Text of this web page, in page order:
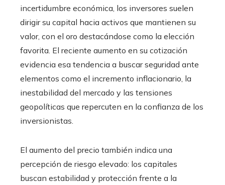
incertidumbre económica, los inversores suelen
dirigir su capital hacia activos que mantienen su
valor, con el oro destacándose como la elección
favorita. El reciente aumento en su cotización
evidencia esa tendencia a buscar seguridad ante
elementos como el incremento inflacionario, la
inestabilidad del mercado y las tensiones
geopolíticas que repercuten en la confianza de los
inversionistas.
El aumento del precio también indica una
percepción de riesgo elevado: los capitales
buscan estabilidad y protección frente a la